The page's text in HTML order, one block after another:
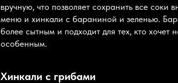
вручную, что позволяет сохранить все соки
меню и хинкали с бараниной и зеленью.
более сытным и подходит для тех, кто хочет
особенным.
Хинкали с грибами